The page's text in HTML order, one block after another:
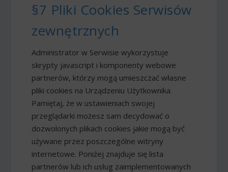
§7 Pliki Cookies Serwisów
zewnętrznych
Administrator w Serwisie wykorzystuje
skrypty javascript i komponenty webowe
partnerów, którzy mogą umieszczać własne
pliki cookies na Urządzeniu Użytkownika.
Pamiętaj, że w ustawieniach swojej
przeglądarki możesz sam decydować o
dozwolonych plikach cookies jakie mogą być
używane przez poszczególne witryny
internetowe. Poniżej znajduje się lista
partnerów lub ich usług zaimplementowanych